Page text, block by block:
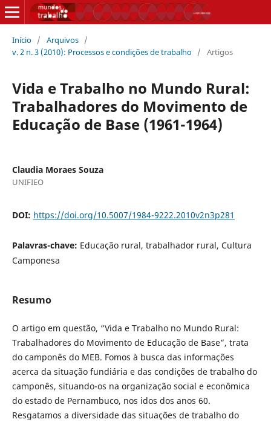
Início / Arquivos /
v. 2 n. 3 (2010): Processos e condições de trabalho / Artigos
Vida e Trabalho no Mundo Rural:
Trabalhadores do Movimento de
Educação de Base (1961-1964)
Claudia Moraes Souza
UNIFIEO
DOI: https://doi.org/10.5007/1984-9222.2010v2n3p281
Palavras-chave: Educação rural, trabalhador rural, Cultura
Camponesa
Resumo
O artigo em questão, “Vida e Trabalho no Mundo Rural:
Trabalhadores do Movimento de Educação de Base”, trata
do camponês do MEB. Fomos à busca das informações
acerca da situação fundiária e das condições de trabalho do
camponês, situando-os na organização social e econômica
do estado de Pernambuco, nos idos dos anos 60.
Resgatamos a diversidade das situações de trabalho do